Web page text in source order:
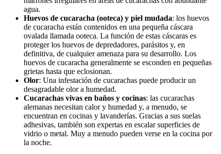
agua.
Huevos de cucaracha (ooteca) y piel mudada: los huevos
de cucaracha están contenidos en una pequeña cáscara
ovalada llamada ooteca. La función de estas cáscaras es
proteger los huevos de depredadores, parásitos y, en
definitiva, de cualquier amenaza para su desarrollo. Los
huevos de cucaracha generalmente se esconden en pequeñas
grietas hasta que eclosionan.
Olor: Una infestación de cucarachas puede producir un
desagradable olor a humedad.
Cucarachas vivas en baños y cocinas: las cucarachas
alemanas necesitan calor y humedad y, a menudo, se
encuentran en cocinas y lavanderías. Gracias a sus suelas
adhesivas, también son expertas en escalar superficies de
vidrio o metal. Muy a menudo pueden verse en la cocina por
la noche.